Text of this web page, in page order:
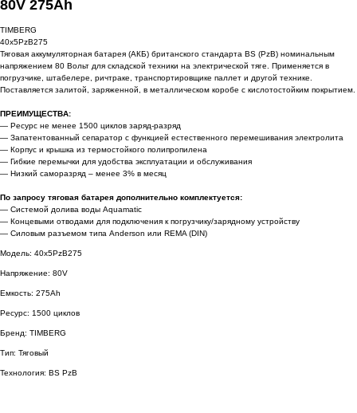
80V 275Ah
TIMBERG
40x5PzB275
Тяговая аккумуляторная батарея (АКБ) британского стандарта BS (PzB) номинальным
напряжением 80 Вольт для складской техники на электрической тяге. Применяется в
погрузчике, штабелере, ричтраке, транспортировщике паллет и другой технике.
Поставляется залитой, заряженной, в металлическом коробе с кислотостойким покрытием.
ПРЕИМУЩЕСТВА:
— Ресурс не менее 1500 циклов заряд-разряд
— Запатентованный сепаратор с функцией естественного перемешивания электролита
— Корпус и крышка из термостойкого полипропилена
— Гибкие перемычки для удобства эксплуатации и обслуживания
— Низкий саморазряд – менее 3% в месяц
По запросу тяговая батарея дополнительно комплектуется:
— Системой долива воды Aquamatic
— Концевыми отводами для подключения к погрузчику/зарядному устройству
— Силовым разъемом типа Anderson или REMA (DIN)
Модель: 40х5PzB275
Напряжение: 80V
Емкость: 275Ah
Ресурс: 1500 циклов
Бренд: TIMBERG
Тип: Тяговый
Технология: BS PzB